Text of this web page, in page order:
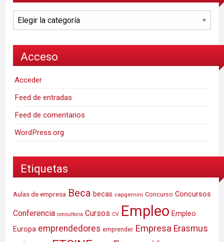
Categorías
Acceso
Acceder
Feed de entradas
Feed de comentarios
WordPress.org
Etiquetas
Aulas de empresa Beca becas capgemini Concurso Concursos
Conferencia consultoria Cursos CV Empleo Empleo
Europa emprendedores emprender Empresa Erasmus